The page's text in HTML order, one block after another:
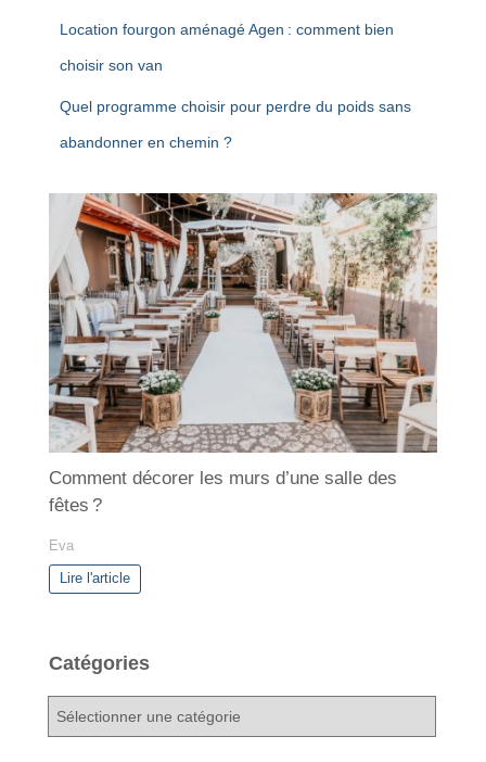
Location fourgon aménagé Agen : comment bien
choisir son van
Quel programme choisir pour perdre du poids sans
abandonner en chemin ?
Comment décorer les murs d’une salle des
fêtes ?
Eva
Lire l'article
Catégories